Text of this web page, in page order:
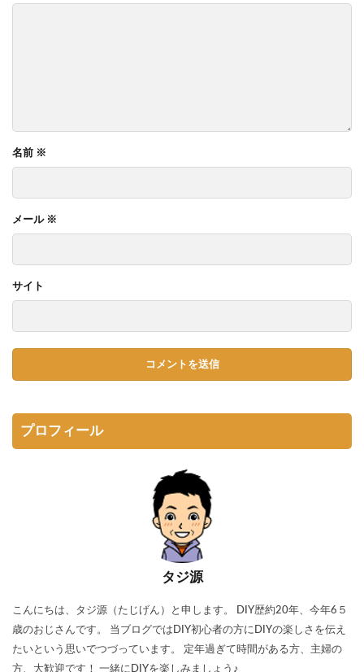
名前 ※
メール ※
サイト
プロフィール
タジ源
こんにちは、タジ源（たじげん）と申します。 DIY歴約20年、今年6５
歳のおじさんです。 当ブログではDIY初心者の方にDIYの楽しさを伝え
たいという思いでつづっています。 定年過ぎて時間がある方、主婦の
方、大歓迎です！ 一緒にDIYを楽しみましょう♪